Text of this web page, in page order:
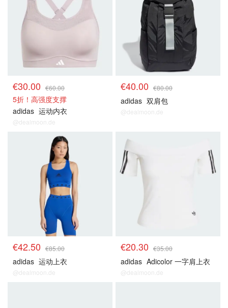
€30.00 €60.00
5折！高强度支撑
adidas 运动内衣
@dealmoon.de
€40.00 €80.00
adidas 双肩包
@dealmoon.de
€42.50 €85.00
adidas 运动上衣
@dealmoon.de
€20.30 €35.00
adidas Adicolor 一字肩上衣
@dealmoon.de